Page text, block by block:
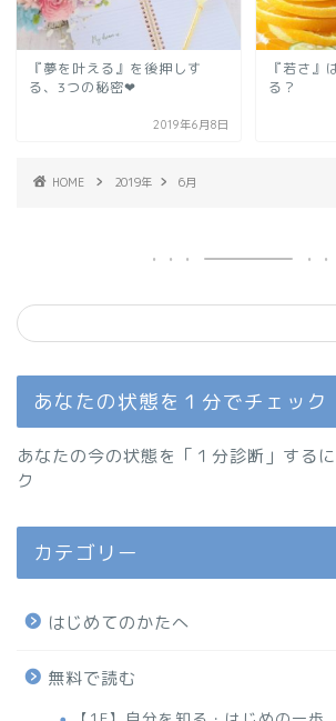
『夢を叶える』を後押しす
る、3つの秘密❤︎
2019年6月8日
『若さ』
る？
HOME 2019年 6月
あなたの状態を１分でチェック
あなたの今の状態を「１分診断」する
ク
カテゴリー
はじめてのかたへ
無料で読む